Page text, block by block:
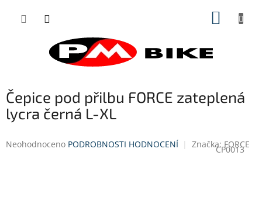
Čepice pod přilbu FORCE zateplená
lycra černá L-XL
CP0013
Průměrné
Neohodnoceno PODROBNOSTI HODNOCENÍ Značka:FORCE